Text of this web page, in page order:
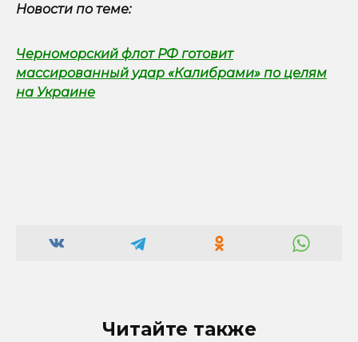
Новости по теме:
Черноморский флот РФ готовит
массированный удар «Калибрами» по целям
на Украине
Читайте также